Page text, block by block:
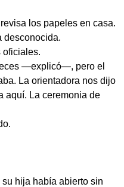
los papeles en casa.
desconocida.
oficiales.
—explicó—, pero el
La orientadora nos dijo
aquí. La ceremonia de
hija había abierto sin